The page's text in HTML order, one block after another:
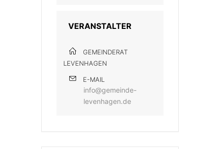
VERANSTALTER
GEMEINDERAT
LEVENHAGEN
E-MAIL
info@gemeinde-
levenhagen.de